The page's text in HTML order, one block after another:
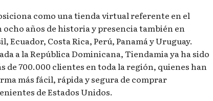
como una tienda virtual referente en el
años de historia y presencia también en
Ecuador, Costa Rica, Perú, Panamá y Uruguay.
a la República Dominicana, Tiendamia ya ha sido
de 700.000 clientes en toda la región, quienes han
más fácil, rápida y segura de comprar
de Estados Unidos.